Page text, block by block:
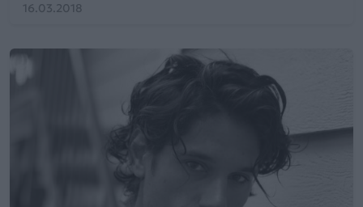
16.03.2018